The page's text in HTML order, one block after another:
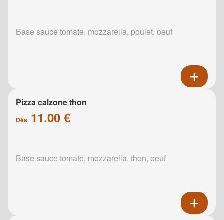
Base sauce tomate, mozzarella, poulet, oeuf
Pizza calzone thon
Dès 11.00 €
Base sauce tomate, mozzarella, thon, oeuf